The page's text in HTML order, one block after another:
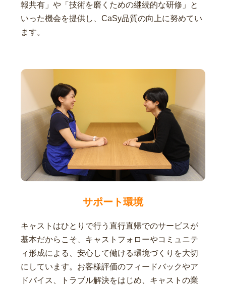
報共有」や「技術を磨くための継続的な研修」と
いった機会を提供し、CaSy品質の向上に努めてい
ます。
サポート環境
キャストはひとりで行う直行直帰でのサービスが
基本だからこそ、キャストフォローやコミュニテ
ィ形成による、安心して働ける環境づくりを大切
にしています。お客様評価のフィードバックやア
ドバイス、トラブル解決をはじめ、キャストの業